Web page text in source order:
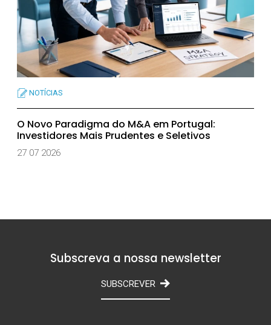
NOTÍCIAS
O Novo Paradigma do M&A em Portugal:
Investidores Mais Prudentes e Seletivos
27 07 2026
Subscreva a nossa newsletter
SUBSCREVER